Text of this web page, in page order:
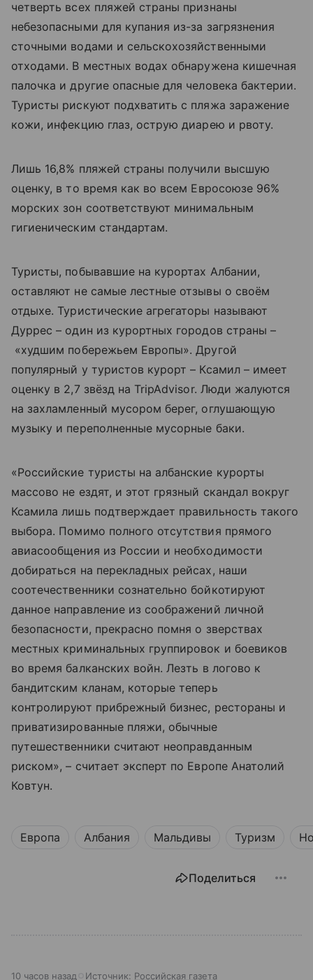
четверть всех пляжей страны признаны
небезопасными для купания из-за загрязнения
сточными водами и сельскохозяйственными
отходами. В местных водах обнаружена кишечная
палочка и другие опасные для человека бактерии.
Туристы рискуют подхватить с пляжа заражение
кожи, инфекцию глаз, острую диарею и рвоту.
Лишь 16,8% пляжей страны получили высшую
оценку, в то время как во всем Евросоюзе 96%
морских зон соответствуют минимальным
гигиеническим стандартам.
Туристы, побывавшие на курортах Албании,
оставляют не самые лестные отзывы о своём
отдыхе. Туристические агрегаторы называют
Дуррес – один из курортных городов страны –
«худшим побережьем Европы». Другой
популярный у туристов курорт – Ксамил – имеет
оценку в 2,7 звёзд на TripAdvisor. Люди жалуются
на захламленный мусором берег, оглушающую
музыку и переполненные мусорные баки.
«Российские туристы на албанские курорты
массово не ездят, и этот грязный скандал вокруг
Ксамила лишь подтверждает правильность такого
выбора. Помимо полного отсутствия прямого
авиасообщения из России и необходимости
добираться на перекладных рейсах, наши
соотечественники сознательно бойкотируют
данное направление из соображений личной
безопасности, прекрасно помня о зверствах
местных криминальных группировок и боевиков
во время балканских войн. Лезть в логово к
бандитским кланам, которые теперь
контролируют прибрежный бизнес, рестораны и
приватизированные пляжи, обычные
путешественники считают неоправданным
риском», – считает эксперт по Европе Анатолий
Ковтун.
Европа Албания Мальдивы Туризм
Поделиться
10 часов назад Источник: Российская газета